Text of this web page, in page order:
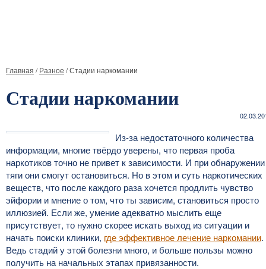
Главная /Разное /Стадии наркомании
Стадии наркомании
Из-за недостаточного количества
информации, многие твёрдо уверены, что первая проба
наркотиков точно не привет к зависимости. И при обнаружении
тяги они смогут остановиться. Но в этом и суть наркотических
веществ, что после каждого раза хочется продлить чувство
эйфории и мнение о том, что ты зависим, становиться просто
иллюзией. Если же, умение адекватно мыслить еще
присутствует, то нужно скорее искать выход из ситуации и
начать поиски клиники, где эффективное лечение наркомании.
Ведь стадий у этой болезни много, и больше пользы можно
получить на начальных этапах привязанности.